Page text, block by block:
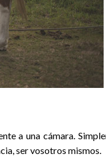
a una cámara.
ser vosotros mismos.